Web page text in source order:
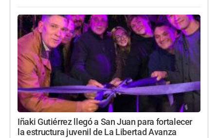
Iñaki Gutiérrez llegó a San Juan para fortalecer
la estructura juvenil de La Libertad Avanza